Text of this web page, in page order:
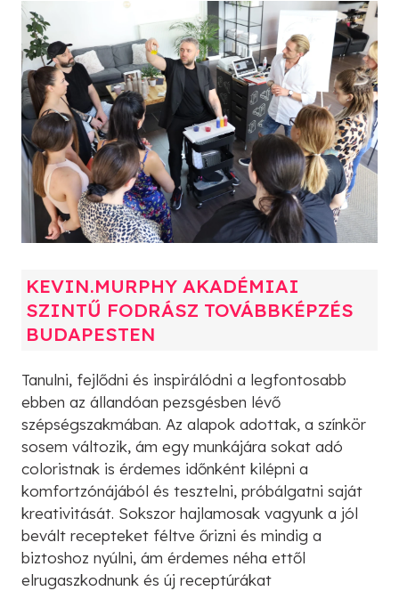
KEVIN.MURPHY AKADÉMIAI
SZINTŰ FODRÁSZ TOVÁBBKÉPZÉS
BUDAPESTEN
Tanulni, fejlődni és inspirálódni a legfontosabb
ebben az állandóan pezsgésben lévő
szépségszakmában. Az alapok adottak, a színkör
sosem változik, ám egy munkájára sokat adó
coloristnak is érdemes időnként kilépni a
komfortzónájából és tesztelni, próbálgatni saját
kreativitását. Sokszor hajlamosak vagyunk a jól
bevált recepteket féltve őrizni és mindig a
biztoshoz nyúlni, ám érdemes néha ettől
elrugaszkodnunk és új receptúrákat